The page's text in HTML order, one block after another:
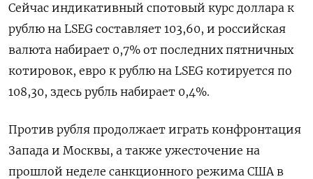
Сейчас индикативный спотовый курс доллара к
рублю на LSEG составляет 103,60, и российская
валюта набирает 0,7% от последних пятничных
котировок, евро к рублю на LSEG котируется по
108,30, здесь рубль набирает 0,4%.
Против рубля продолжает играть конфронтация
Запада и Москвы, а также ужесточение на
прошлой неделе санкционного режима США в